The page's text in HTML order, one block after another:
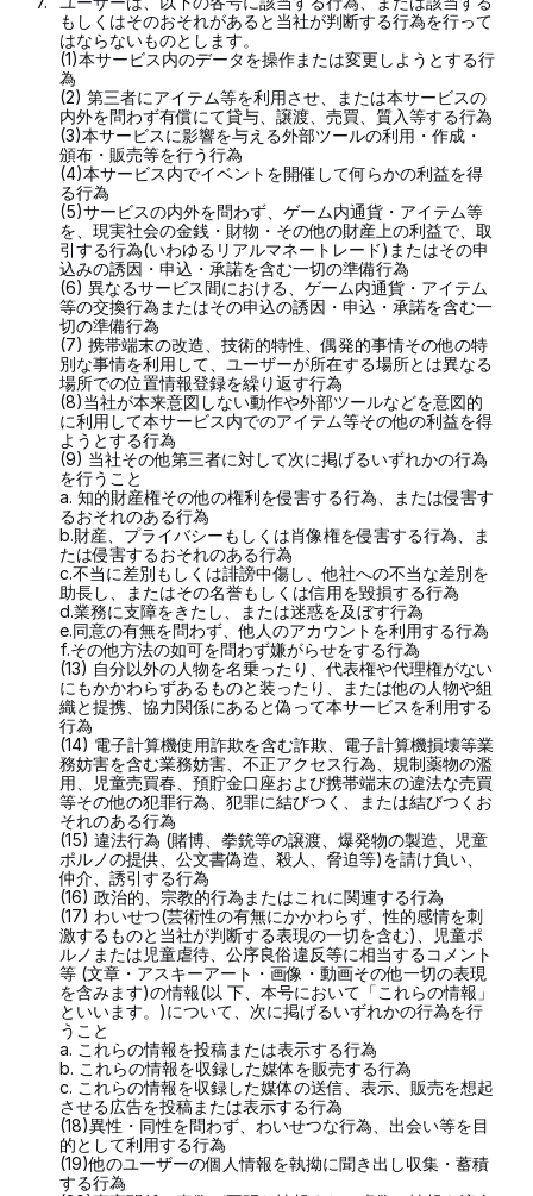
もしくはそのおそれがあると当社が判断する行為を行って
はならないものとします。
(1)本サービス内のデータを操作または変更しようとする行
為
(2) 第三者にアイテム等を利用させ、または本サービスの
内外を問わず有償にて貸与、譲渡、売買、質入等する行為
(3)本サービスに影響を与える外部ツールの利用・作成・
頒布・販売等を行う行為
(4)本サービス内でイベントを開催して何らかの利益を得
る行為
(5)サービスの内外を問わず、ゲーム内通貨・アイテム等
を、現実社会の金銭・財物・その他の財産上の利益で、取
引する行為(いわゆるリアルマネートレード)またはその申
込みの誘因・申込・承諾を含む一切の準備行為
(6) 異なるサービス間における、ゲーム内通貨・アイテム
等の交換行為またはその申込の誘因・申込・承諾を含む一
切の準備行為
(7) 携帯端末の改造、技術的特性、偶発的事情その他の特
別な事情を利用して、ユーザーが所在する場所とは異なる
場所での位置情報登録を繰り返す行為
(8)当社が本来意図しない動作や外部ツールなどを意図的
に利用して本サービス内でのアイテム等その他の利益を得
ようとする行為
(9) 当社その他第三者に対して次に掲げるいずれかの行為
を行うこと
a. 知的財産権その他の権利を侵害する行為、または侵害す
るおそれのある行為
b.財産、プライバシーもしくは肖像権を侵害する行為、ま
たは侵害するおそれのある行為
c.不当に差別もしくは誹謗中傷し、他社への不当な差別を
助長し、またはその名誉もしくは信用を毀損する行為
d.業務に支障をきたし、または迷惑を及ぼす行為
e.同意の有無を問わず、他人のアカウントを利用する行為
f.その他方法の如可を問わず嫌がらせをする行為
(13) 自分以外の人物を名乗ったり、代表権や代理権がない
にもかかわらずあるものと装ったり、または他の人物や組
織と提携、協力関係にあると偽って本サービスを利用する
行為
(14) 電子計算機使用詐欺を含む詐欺、電子計算機損壊等業
務妨害を含む業務妨害、不正アクセス行為、規制薬物の濫
用、児童売買春、預貯金口座および携帯端末の違法な売買
等その他の犯罪行為、犯罪に結びつく、または結びつくお
それのある行為
(15) 違法行為 (賭博、拳銃等の譲渡、爆発物の製造、児童
ポルノの提供、公文書偽造、殺人、脅迫等)を請け負い、
仲介、誘引する行為
(16) 政治的、宗教的行為またはこれに関連する行為
(17) わいせつ(芸術性の有無にかかわらず、性的感情を刺
激するものと当社が判断する表現の一切を含む)、児童ポ
ルノまたは児童虐待、公序良俗違反等に相当するコメント
等 (文章・アスキーアート・画像・動画その他一切の表現
を含みます)の情報(以 下、本号において「これらの情報」
といいます。)について、次に掲げるいずれかの行為を行
うこと
a. これらの情報を投稿または表示する行為
b. これらの情報を収録した媒体を販売する行為
c. これらの情報を収録した媒体の送信、表示、販売を想起
させる広告を投稿または表示する行為
(18)異性・同性を問わず、わいせつな行為、出会い等を目
的として利用する行為
(19)他のユーザーの個人情報を執拗に聞き出し収集・蓄積
する行為